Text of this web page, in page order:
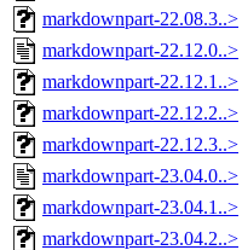
markdownpart-22.08.3..>
markdownpart-22.12.0..>
markdownpart-22.12.1..>
markdownpart-22.12.2..>
markdownpart-22.12.3..>
markdownpart-23.04.0..>
markdownpart-23.04.1..>
markdownpart-23.04.2..>